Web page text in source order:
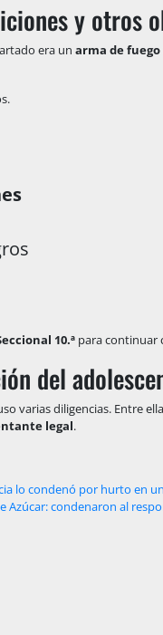
y otros
era un arma de
10.ª para continuar
del
varias diligencias. Entre
legal.
lo condenó por hurto en
condenaron al